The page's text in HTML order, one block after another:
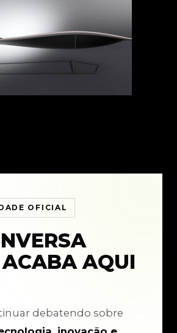
OFICIAL
AQUI
debatendo sobre